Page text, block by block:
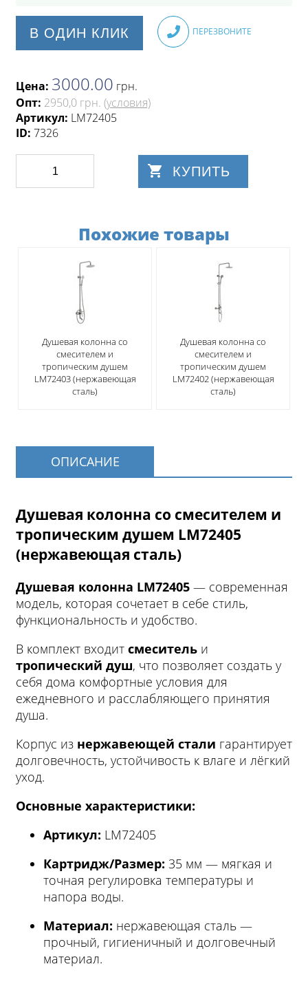
В ОДИН КЛИК ПЕРЕЗВОНИТЕ
Цена: 3000.00 грн.
Опт: 2950,0 грн. (условия)
Артикул: LM72405
ID: 7326
КУПИТЬ
Похожие товары
Душевая колонна со
смесителем и
тропическим душем
LM72403 (нержавеющая
сталь)
Душевая колонна со
смесителем и
тропическим душем
LM72402 (нержавеющая
сталь)
ОПИСАНИЕ
Душевая колонна со смесителем и
тропическим душем LM72405
(нержавеющая сталь)
Душевая колонна LM72405 — современная
модель, которая сочетает в себе стиль,
функциональность и удобство.
В комплект входит смеситель и
тропический душ, что позволяет создать у
себя дома комфортные условия для
ежедневного и расслабляющего принятия
душа.
Корпус из нержавеющей стали гарантирует
долговечность, устойчивость к влаге и лёгкий
уход.
Основные характеристики:
Артикул: LM72405
Картридж/Размер: 35 мм — мягкая и
точная регулировка температуры и
напора воды.
Материал: нержавеющая сталь —
прочный, гигиеничный и долговечный
материал.